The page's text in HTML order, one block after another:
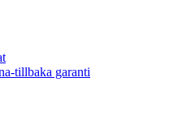
tillbaka garanti